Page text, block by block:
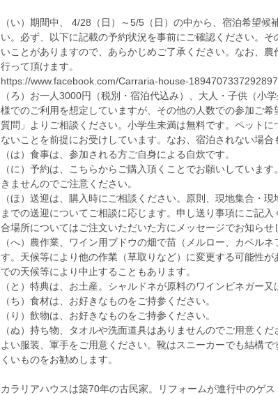
（い）期間中、 4/28（日）～5/5（日）の中から、宿泊希望候
い。必ず、以下に記載の予約状況を事前にご確認ください。
いことがありますので、あらかじめご了承ください。なお、
行って頂けます。
https://www.facebook.com/Carraria-house-
（ろ）お一人3000円（税別・宿泊代込み）、大人・子供（小
様でのご利用を想定していますが、その他の人数での参加ご
質問」よりご相談ください。小学生未満は無料です。ペット
ないことを前提にお受けしています。なお、宿泊されない場合
（は）食事は、参加される方ご自身による自炊です。
（に）予約は、こちらからご購入頂くことでお願いしていま
きませんのでご注意ください。
（ほ）送迎は、購入時にご相談ください。原則、現地集合・
までの送迎についてご相談に応じます。申し送り事項にご記
合場所についてはご注文いただいた方にメッセージでお知らせ
（へ）農作業、ワイン用ブドウの畑で苗（メルロー、カベル
す。天候等により他の作業（草取りなど）に変更する可能性が
での天候等により中止することもあります。
（と）特典は、お土産。シャルドネが原料のワインビネガー又
（ち）食材は、お好きなものをご持参ください。
（り）飲物は、お好きなものをご持参ください。
（ぬ）持ち物、タオルや洗面道具はありませんのでご用意く
よい服装、軍手をご用意ください。靴はスニーカーでも結構
くいものをお勧めします。
カラリアハウスは築70年の古民家。リフォームが進行中のゲ